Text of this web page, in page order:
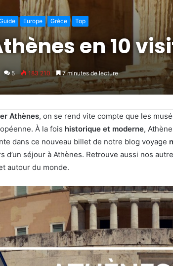
Europe Grèce Top
en 10
5 183 210 7 minutes de lecture
Athènes, on se rend vite compte que les
À la fois historique et moderne,
dans ce nouveau billet de notre blog voyage
d’un séjour à Athènes. Retrouve aussi nos
autour du monde.